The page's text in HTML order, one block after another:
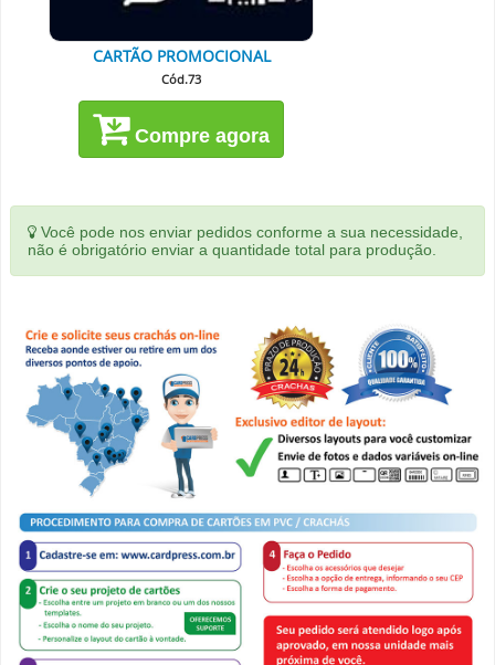
CARTÃO PROMOCIONAL
Cód.73
Compre agora
Você pode nos enviar pedidos conforme a sua necessidade,
não é obrigatório enviar a quantidade total para produção.